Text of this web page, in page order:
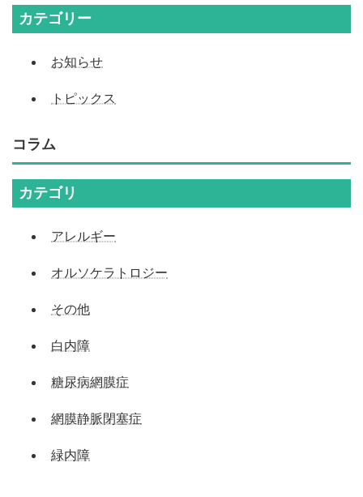
カテゴリー
お知らせ
トピックス
コラム
カテゴリ
アレルギー
オルソケラトロジー
その他
白内障
糖尿病網膜症
網膜静脈閉塞症
緑内障